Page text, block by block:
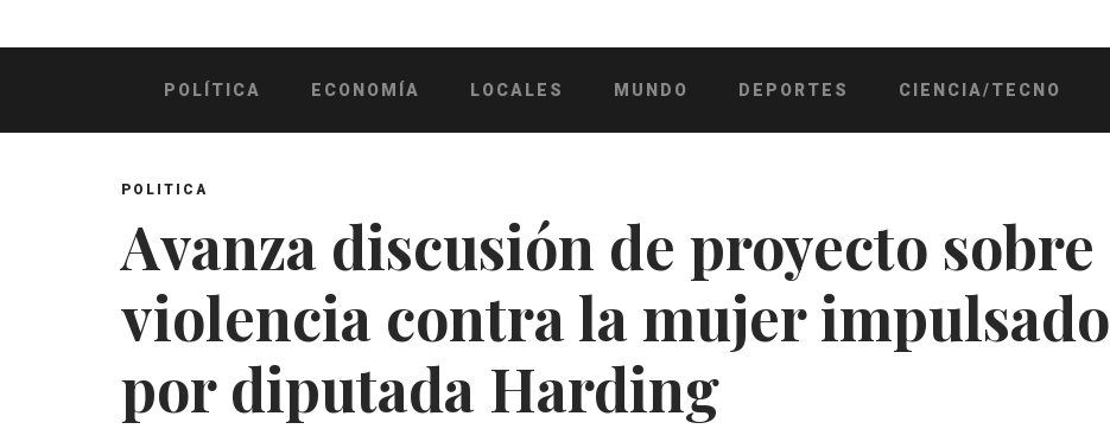
POLÍTICA ECONOMÍA LOCALES MUNDO DEPORTES CIENCIA/TECNO
POLITICA
Avanza discusión de proyecto sobre
violencia contra la mujer impulsado
por diputada Harding